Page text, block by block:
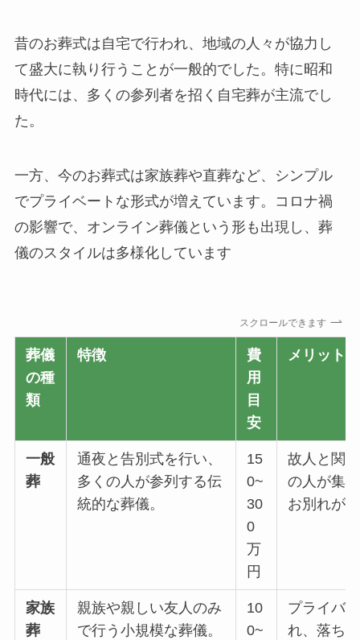
昔のお葬式は自宅で行われ、地域の人々が協力し
て盛大に執り行うことが一般的でした。特に昭和
時代には、多くの参列者を招く自宅葬が主流でし
た。
一方、今のお葬式は家族葬や直葬など、シンプル
でプライベートな形式が増えています。コロナ禍
の影響で、オンライン葬儀という形も出現し、葬
儀のスタイルは多様化しています
スクロールできます
葬儀
の種
類
特徴
費
用
目
安
メリット
一般
葬
通夜と告別式を行い、
多くの人が参列する伝
統的な葬儀。
15
0~
30
0
万
円
故人と関
の人が集
お別れが
家族
葬
親族や親しい友人のみ
で行う小規模な葬儀。
10
0~
プライバ
れ、落ち